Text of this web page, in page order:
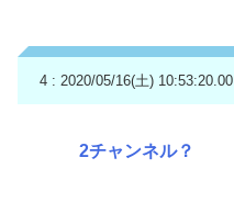
4 : 2020/05/16(土) 10:53:20.00
2チャンネル？